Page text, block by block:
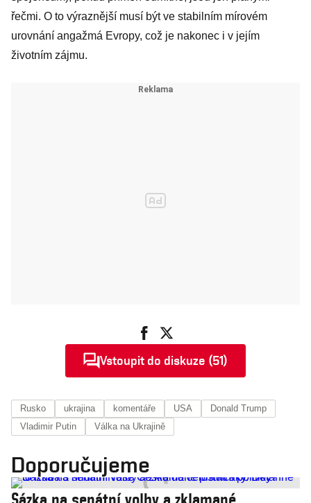
řečmi. O to výraznější musí být ve stabilním mírovém
urovnání angažmá Evropy, což je nakonec i v jejím
životním zájmu.
Vstoupit do diskuze (51)
Rusko ukrajina komentáře USA
Donald Trump
Vladimir Putin
Válka na Ukrajině
Doporučujeme